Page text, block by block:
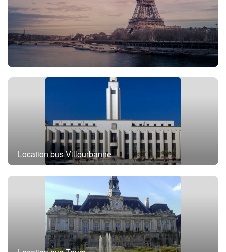
Location bus Villeurbanne